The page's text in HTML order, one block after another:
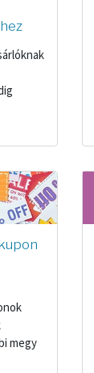
megy